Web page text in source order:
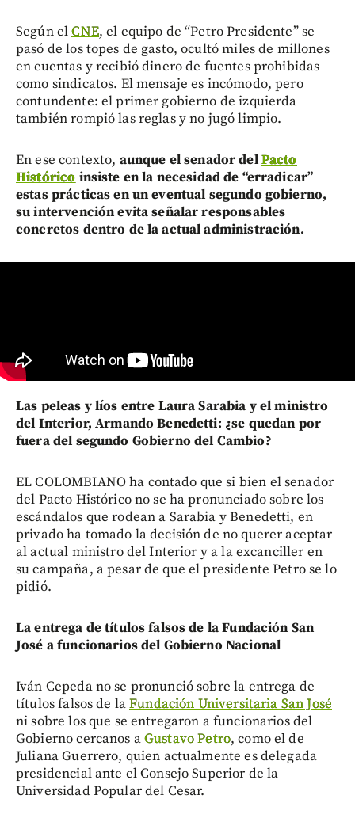
Según elCNE, el equipo de “Petro Presidente” se
pasó de los topes de gasto, ocultó miles de millones
en cuentas y recibió dinero de fuentes prohibidas
como sindicatos. El mensaje es incómodo, pero
contundente: el primer gobierno de izquierda
también rompió las reglas y no jugó limpio.
En ese contexto, aunque el senador delPacto
Histórico insiste en la necesidad de “erradicar”
estas prácticas en un eventual segundo gobierno,
su intervención evita señalar responsables
concretos dentro de la actual administración.
Las peleas y líos entre Laura Sarabia y el ministro
del Interior, Armando Benedetti: ¿se quedan por
fuera del segundo Gobierno del Cambio?
EL COLOMBIANO ha contado que si bien el senador
del Pacto Histórico no se ha pronunciado sobre los
escándalos que rodean a Sarabia y Benedetti, en
privado ha tomado la decisión de no querer aceptar
al actual ministro del Interior y a la excanciller en
su campaña, a pesar de que el presidente Petro se lo
pidió.
La entrega de títulos falsos de la Fundación San
José a funcionarios del Gobierno Nacional
Iván Cepeda no se pronunció sobre la entrega de
títulos falsos de laFundación Universitaria San José
ni sobre los que se entregaron a funcionarios del
Gobierno cercanos aGustavo Petro, como el de
Juliana Guerrero, quien actualmente es delegada
presidencial ante el Consejo Superior de la
Universidad Popular del Cesar.